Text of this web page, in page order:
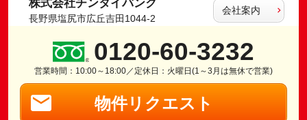
株式会社チンタイバンク
長野県塩尻市広丘吉田1044-2
会社案内
0120-60-3232
営業時間：10:00～18:00／定休日：火曜日(1～3月は無休で営業)
物件リクエスト